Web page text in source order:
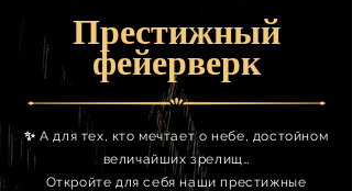
Престижный
фейерверк
✨ А для тех, кто мечтает о небе, достойном
величайших зрелищ…
Откройте для себя наши престижные